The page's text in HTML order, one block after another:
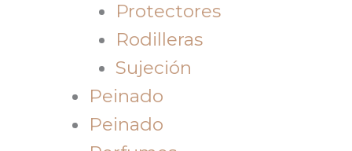
Protectores
Rodilleras
Sujeción
Peinado
Peinado